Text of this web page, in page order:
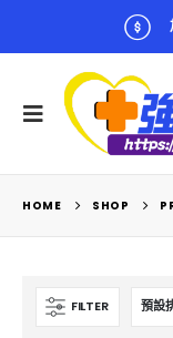
HOME SHOP
FILTER